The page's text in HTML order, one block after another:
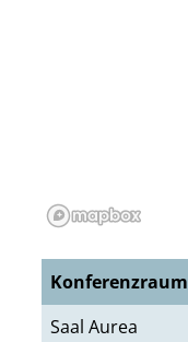
Konferenzraum
Saal Aurea